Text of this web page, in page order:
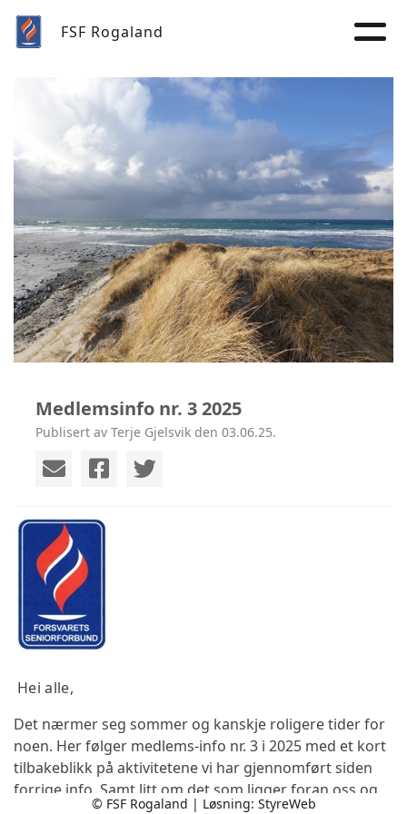
FSF Rogaland
Medlemsinfo nr. 3 2025
Publisert av Terje Gjelsvik den 03.06.25.
Hei alle,
Det nærmer seg sommer og kanskje roligere tider for
noen. Her følger medlems-info nr. 3 i 2025 med et kort
tilbakeblikk på aktivitetene vi har gjennomført siden
forrige info. Samt litt om det som ligger foran oss og
© FSF Rogaland | Løsning: StyreWeb